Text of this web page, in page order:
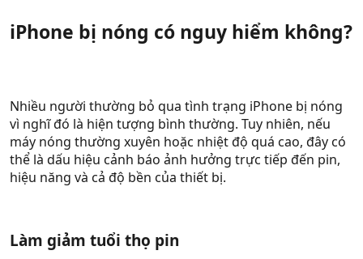
iPhone bị nóng có nguy hiểm không?​
Nhiều người thường bỏ qua tình trạng iPhone bị nóng
vì nghĩ đó là hiện tượng bình thường. Tuy nhiên, nếu
máy nóng thường xuyên hoặc nhiệt độ quá cao, đây có
thể là dấu hiệu cảnh báo ảnh hưởng trực tiếp đến pin,
hiệu năng và cả độ bền của thiết bị.
Làm giảm tuổi thọ pin​